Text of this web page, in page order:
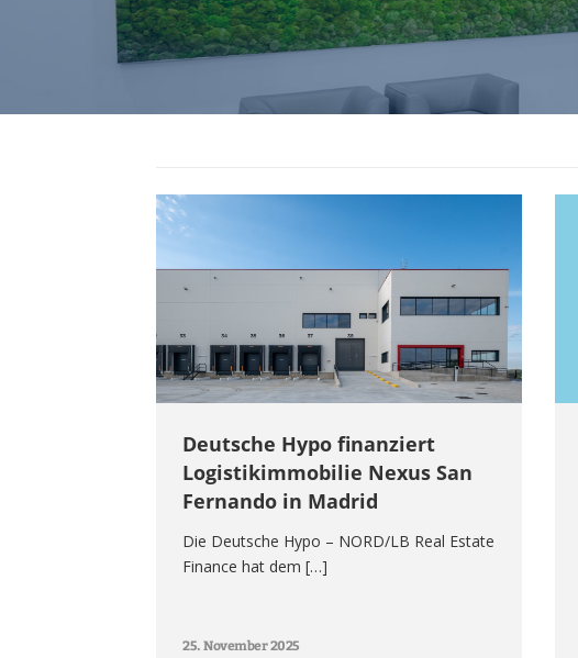
Deutsche Hypo finanziert
Logistikimmobilie Nexus San
Fernando in Madrid
Die Deutsche Hypo – NORD/LB Real Estate
Finance hat dem […]
25. November 2025